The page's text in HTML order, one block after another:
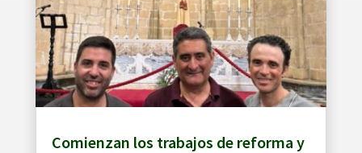
Comienzan los trabajos de reforma y